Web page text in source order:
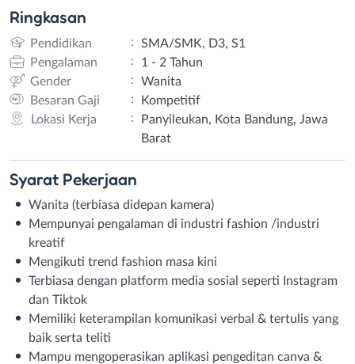
Ringkasan
Pendidikan :
SMA/SMK, D3, S1
Pengalaman
:
1 - 2 Tahun
Gender
:
Wanita
Besaran Gaji
:
Kompetitif
Lokasi Kerja
:
Panyileukan, Kota Bandung, Jawa
Barat
Syarat Pekerjaan
Wanita (terbiasa didepan kamera)
Mempunyai pengalaman di industri fashion /industri
kreatif
Mengikuti trend fashion masa kini
Terbiasa dengan platform media sosial seperti Instagram
dan Tiktok
Memiliki keterampilan komunikasi verbal & tertulis yang
baik serta teliti
Mampu mengoperasikan aplikasi pengeditan canva &